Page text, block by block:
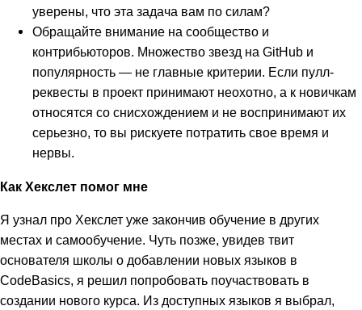
уверены, что эта задача вам по силам?
Обращайте внимание на сообщество и
контрибьюторов. Множество звезд на GitHub и
популярность — не главные критерии. Если пулл-
реквесты в проект принимают неохотно, а к новичкам
относятся со снисхождением и не воспринимают их
серьезно, то вы рискуете потратить свое время и
нервы.
Как Хекслет помог мне
Я узнал про Хекслет уже закончив обучение в других
местах и самообучение. Чуть позже, увидев твит
основателя школы о добавлении новых языков в
CodeBasics, я решил попробовать поучаствовать в
создании нового курса. Из доступных языков я выбрал,